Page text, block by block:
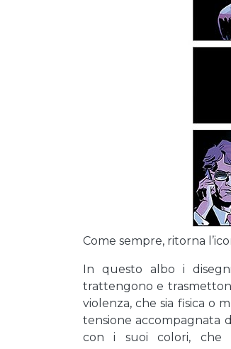
Come sempre, ritorna
In questo albo i
trattengono e
violenza, che sia fisica o
tensione accompagnata
con i suoi colori, che